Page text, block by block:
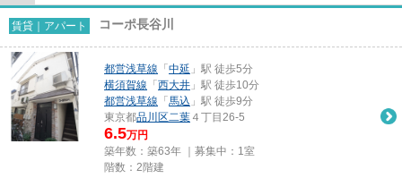
賃貸｜アパート コーポ長谷川
都営浅草線 「 中延 」駅 徒歩5分
横須賀線 「 西大井 」駅 徒歩10分
都営浅草線 「 馬込 」駅 徒歩9分
東京都品川区二葉 ４丁目26-5
6.5万円
築年数：築63年 ｜募集中： 1室
階数：2階建